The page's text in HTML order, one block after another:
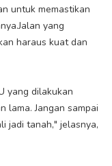
untuk memastikan
yang
haraus kuat dan
yang dilakukan
lama. Jangan sampai
jadi tanah," jelasnya,